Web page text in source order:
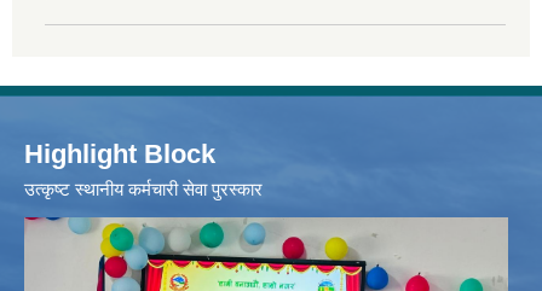
Highlight Block
उत्‍कृष्ट स्थानीय कर्मचारी सेवा पुरस्कार